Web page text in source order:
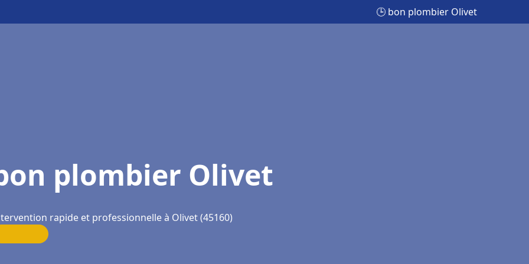
🕒 bon plombier Olivet
plombier Olivet
rapide et professionnelle à Olivet (45160)